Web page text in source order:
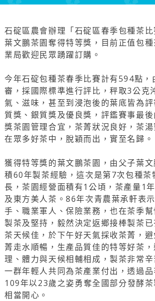
石碇區農會辦理「石碇區春季包種茶
葉文鵬茶園奪得特等獎，目前正值包
業局歡迎民眾踴躍訂購。
今年石碇包種茶春季比賽計有594點
審，採國際標準進行評比，秤取3公
氣、滋味，甚至到浸泡後的葉底皆為
質獎、銀質獎及優良獎，評鑑賽事最
獎茶園管理合宜，茶菁狀況良好，茶
在眾多好茶中，脫穎而出，實至名歸。
獲得特等獎的葉文鵬茶園，由父子葉
積60年製茶經驗，這次是第7次包種
長，茶園經營面積有1公頃，茶產量1
及東方美人茶。86年次青農葉承軒表
手、職業軍人、保險業務，也在茶季
製茶及堅持，毅然決定返鄉接棒製茶
茶天候佳，於下午好天氣採收茶菁，
菁走水順暢，生產品質佳的特等好茶
理、體力與天候相輔相成，製茶非常
一群年輕人共同為茶產業付出，透過
109年以23歲之姿勇奪全國部分發酵
相當開心。